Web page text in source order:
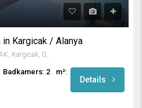
Kargicak / Alanya
GRANADA RESIDENCE KARGICAK, Kargıcak, 07400 Alanya/Antalya
Badkamers: 2
m²:
Details